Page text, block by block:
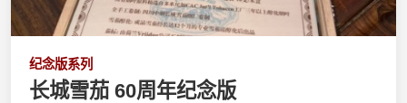
纪念版系列
长城雪茄 60周年纪念版